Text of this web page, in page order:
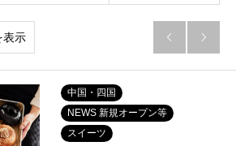
表示  
中国・四国
NEWS 新規オープン等
スイーツ